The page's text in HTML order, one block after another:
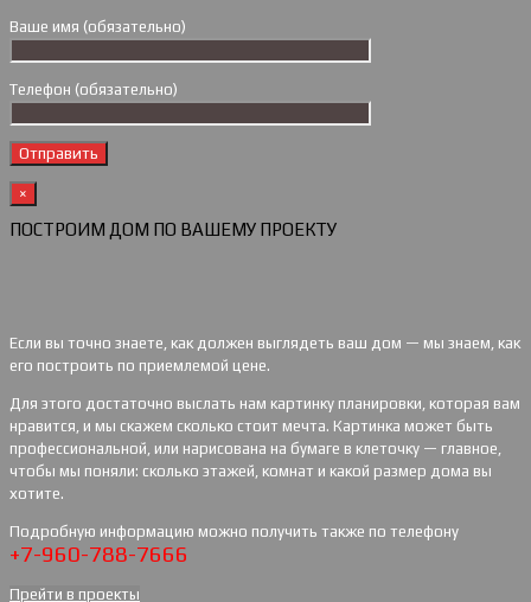
Ваше имя (обязательно)
Телефон (обязательно)
×
ПОСТРОИМ ДОМ ПО ВАШЕМУ ПРОЕКТУ
Если вы точно знаете, как должен выглядеть ваш дом — мы знаем, как
его построить по приемлемой цене.
Для этого достаточно выслать нам картинку планировки, которая вам
нравится, и мы скажем сколько стоит мечта. Картинка может быть
профессиональной, или нарисована на бумаге в клеточку — главное,
чтобы мы поняли: сколько этажей, комнат и какой размер дома вы
хотите.
Подробную информацию можно получить также по телефону
+7-960-788-7666
Прейти в проекты